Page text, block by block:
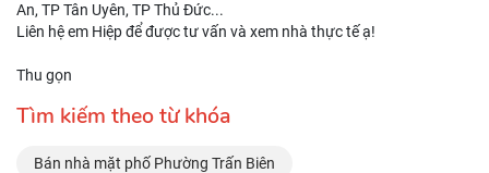
An, TP Tân Uyên, TP Thủ Đức...
Liên hệ em Hiệp để được tư vấn và xem nhà thực tế ạ!
Thu gọn
Tìm kiếm theo từ khóa
Bán nhà mặt phố Phường Trấn Biên